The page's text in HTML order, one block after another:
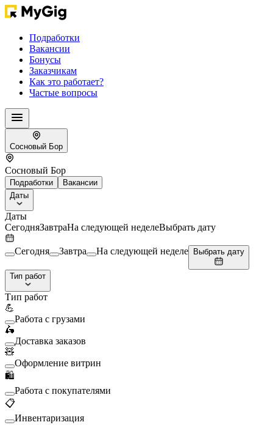
Подработки
Вакансии
Бонусы
Заказчикам
Как это работает?
Частые вопросы
Сосновый Бор
Сосновый Бор
Подработки
Вакансии
Даты
Даты
СегодняЗавтраНа следующей неделеВыбрать дату
Сегодня Завтра На следующей неделе Выбрать дату
Тип работ
Тип работ
💪
Работа с грузами
🛵
Доставка заказов
🧸
Оформление витрин
🛍️
Работа с покупателями
📋
Инвентаризация